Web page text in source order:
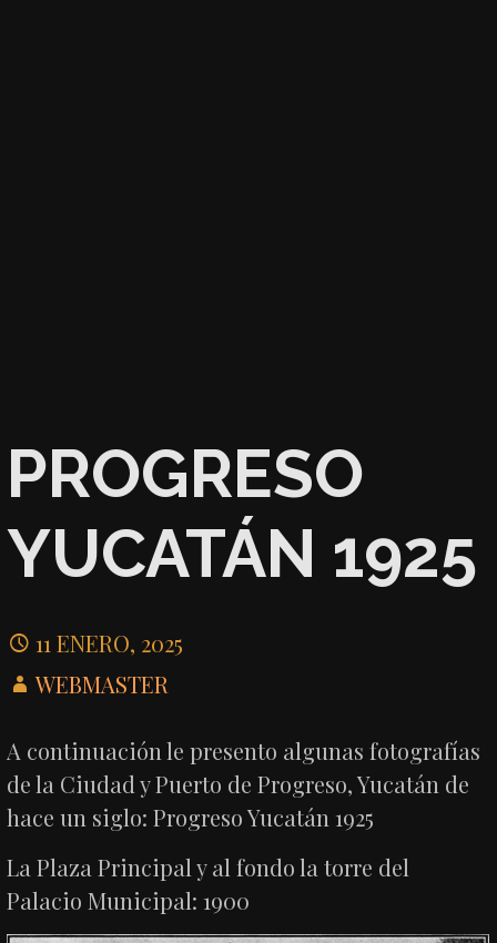
PROGRESO
YUCATÁN 1925
11 ENERO, 2025
WEBMASTER
A continuación le presento algunas fotografías
de la Ciudad y Puerto de Progreso, Yucatán de
hace un siglo: Progreso Yucatán 1925
La Plaza Principal y al fondo la torre del
Palacio Municipal: 1900